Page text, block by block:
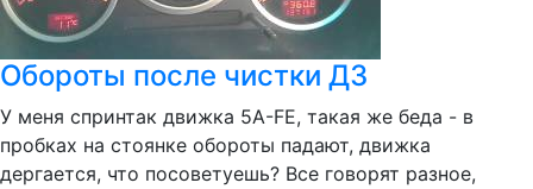
Обороты после чистки ДЗ
У меня спринтак движка 5A-FE, такая же беда - в
пробках на стоянке обороты падают, движка
дергается, что посоветуешь? Все говорят разное,